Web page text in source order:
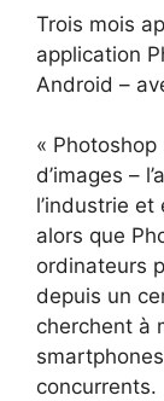
Trois mois
application
Android –
«
d’images –
l’industrie
alors que
ordinateurs
depuis un
cherchent à
concurrents.